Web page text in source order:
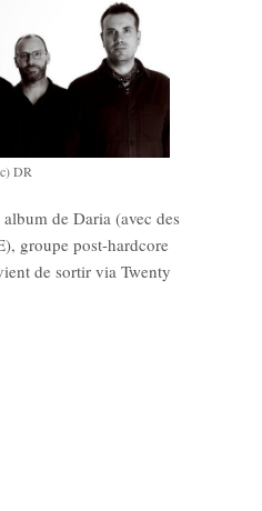
DR
de Daria (avec des
groupe post-hardcore
de sortir via Twenty